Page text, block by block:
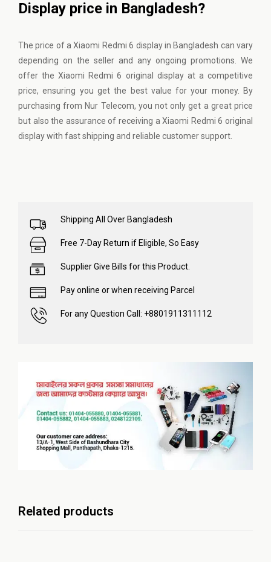
Display price in Bangladesh?
The price of a Xiaomi Redmi 6 display in Bangladesh can vary
depending on the seller and any ongoing promotions. We
offer the Xiaomi Redmi 6 original display at a competitive
price, ensuring you get the best value for your money. By
purchasing from Nur Telecom, you not only get a great price
but also the assurance of receiving a Xiaomi Redmi 6 original
display with fast shipping and reliable customer support.
Shipping All Over Bangladesh
Free 7-Day Return if Eligible, So Easy
Supplier Give Bills for this Product.
Pay online or when receiving Parcel
For any Question Call: +8801911311112
Related products